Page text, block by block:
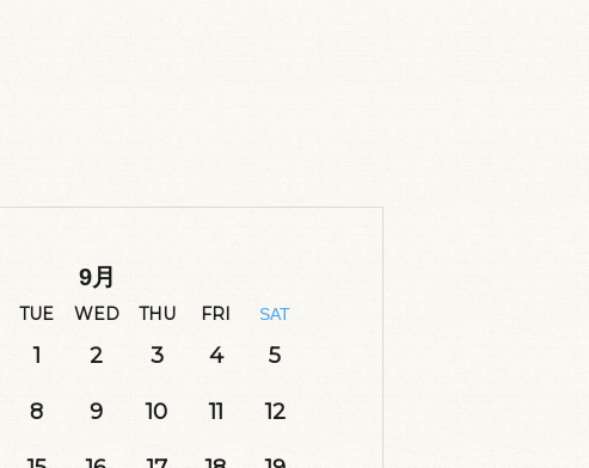
9月
TUE WED THU FRI SAT
1 2 3 4 5
8 9 10 11 12